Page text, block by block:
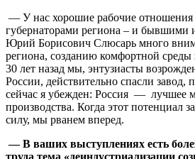
— У нас хорошие рабочие отношения
губернаторами региона – и
Юрий Борисович Слюсарь много
региона, созданию комфортной среды
30 лет назад мы, энтузиасты
России, действительно спасли завод,
сейчас я убежден: Россия — лучшее
производства. Когда этот потенциал
силу, мы рванем вперед.
— В ваших выступлениях есть
труда тема «деиндустриализации